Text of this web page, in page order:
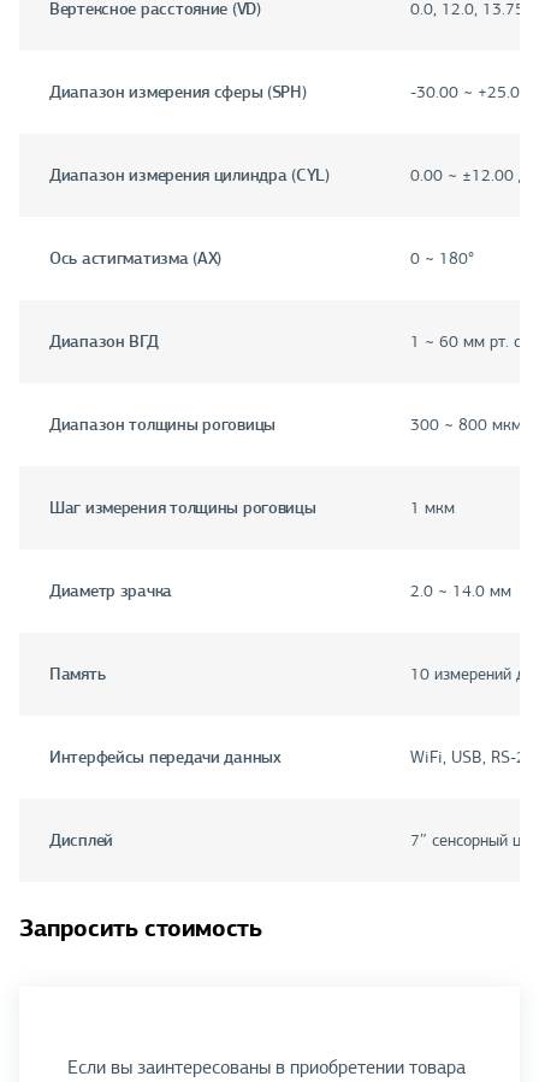
Вертексное расстояние (VD) 0.0, 12.0, 13.75,
Диапазон измерения сферы (SPH) -30.00 ~ +25.00
Диапазон измерения цилиндра (CYL) 0.00 ~ ±12.00
Ось астигматизма (AX) 0 ~ 180°
Диапазон ВГД 1 ~ 60 мм рт. ст.
Диапазон толщины роговицы 300 ~ 800 мкм
Шаг измерения толщины роговицы 1 мкм
Диаметр зрачка 2.0 ~ 14.0 мм
Память 10 измерений
Интерфейсы передачи данных WiFi, USB, RS-
Дисплей 7″ сенсорный
Запросить стоимость
Если вы заинтересованы в приобретении товара